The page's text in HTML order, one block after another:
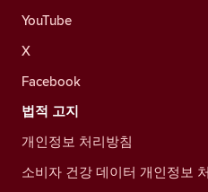
YouTube
X
Facebook
법적 고지
개인정보 처리방침
소비자 건강 데이터 개인정보